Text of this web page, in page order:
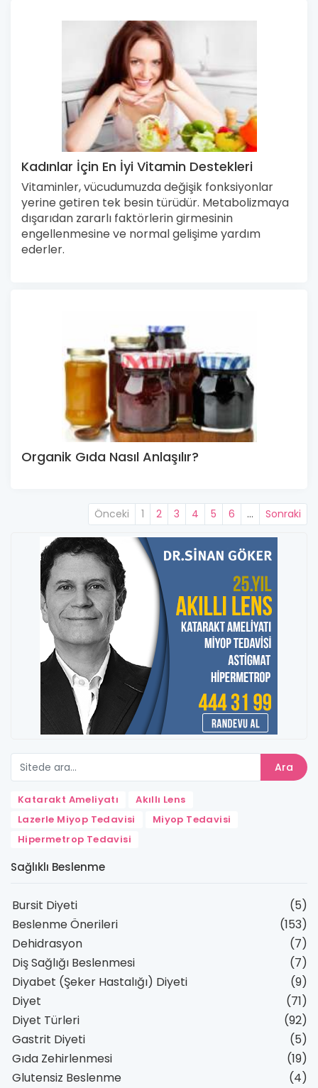
Kadınlar İçin En İyi Vitamin Destekleri
Vitaminler, vücudumuzda değişik fonksiyonlar
yerine getiren tek besin türüdür. Metabolizmaya
dışarıdan zararlı faktörlerin girmesinin
engellenmesine ve normal gelişime yardım
ederler.
Organik Gıda Nasıl Anlaşılır?
Önceki 1 2 3 4 5 6 … Sonraki
Ara
Katarakt Ameliyatı
Akıllı Lens
Lazerle Miyop Tedavisi
Miyop Tedavisi
Hipermetrop Tedavisi
Sağlıklı Beslenme
Bursit Diyeti
(5)
Beslenme Önerileri
(153)
Dehidrasyon
(7)
Diş Sağlığı Beslenmesi
(7)
Diyabet (Şeker Hastalığı) Diyeti
(9)
Diyet
(71)
Diyet Türleri
(92)
Gastrit Diyeti
(5)
Gıda Zehirlenmesi
(19)
Glutensiz Beslenme
(4)